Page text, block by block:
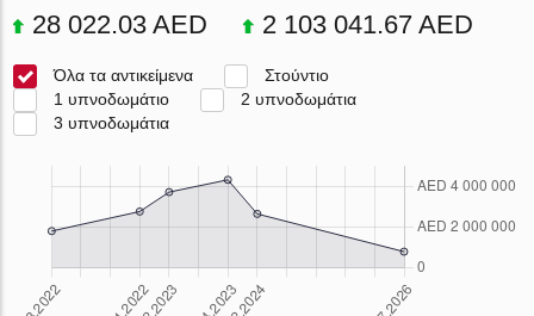
28 022.03 AED 2 103 041.67 AED
Όλα τα αντικείμενα
Στούντιο
1 υπνοδωμάτιο
2 υπνοδωμάτια
3 υπνοδωμάτια